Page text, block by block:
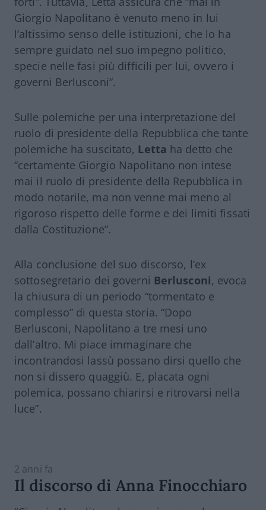
Giorgio Napolitano è venuto meno in lui
l’altissimo senso delle istituzioni, che lo ha
sempre guidato nel suo impegno politico,
specie nelle fasi più difficili per lui, ovvero i
governi Berlusconi”.
Sulle polemiche per una interpretazione del
ruolo di presidente della Repubblica che tante
polemiche ha suscitato, Letta ha detto che
“certamente Giorgio Napolitano non intese
mai il ruolo di presidente della Repubblica in
modo notarile, ma non venne mai meno al
rigoroso rispetto delle forme e dei limiti fissati
dalla Costituzione”.
Alla conclusione del suo discorso, l’ex
sottosegretario dei governi Berlusconi, evoca
la chiusura di un periodo “tormentato e
complesso” di questa storia. “Dopo
Berlusconi, Napolitano a tre mesi uno
dall’altro. Mi piace immaginare che
incontrandosi lassù possano dirsi quello che
non si dissero quaggiù. E, placata ogni
polemica, possano chiarirsi e ritrovarsi nella
luce”.
2 anni fa
Il discorso di Anna Finocchiaro